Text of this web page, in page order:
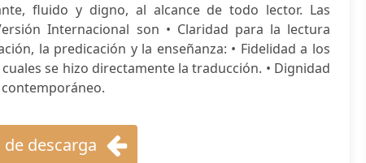
fluido y digno, al alcance de todo lector. Las
Internacional son • Claridad para la lectura
la predicación y la enseñanza: • Fidelidad a los
se hizo directamente la traducción. • Dignidad
descarga